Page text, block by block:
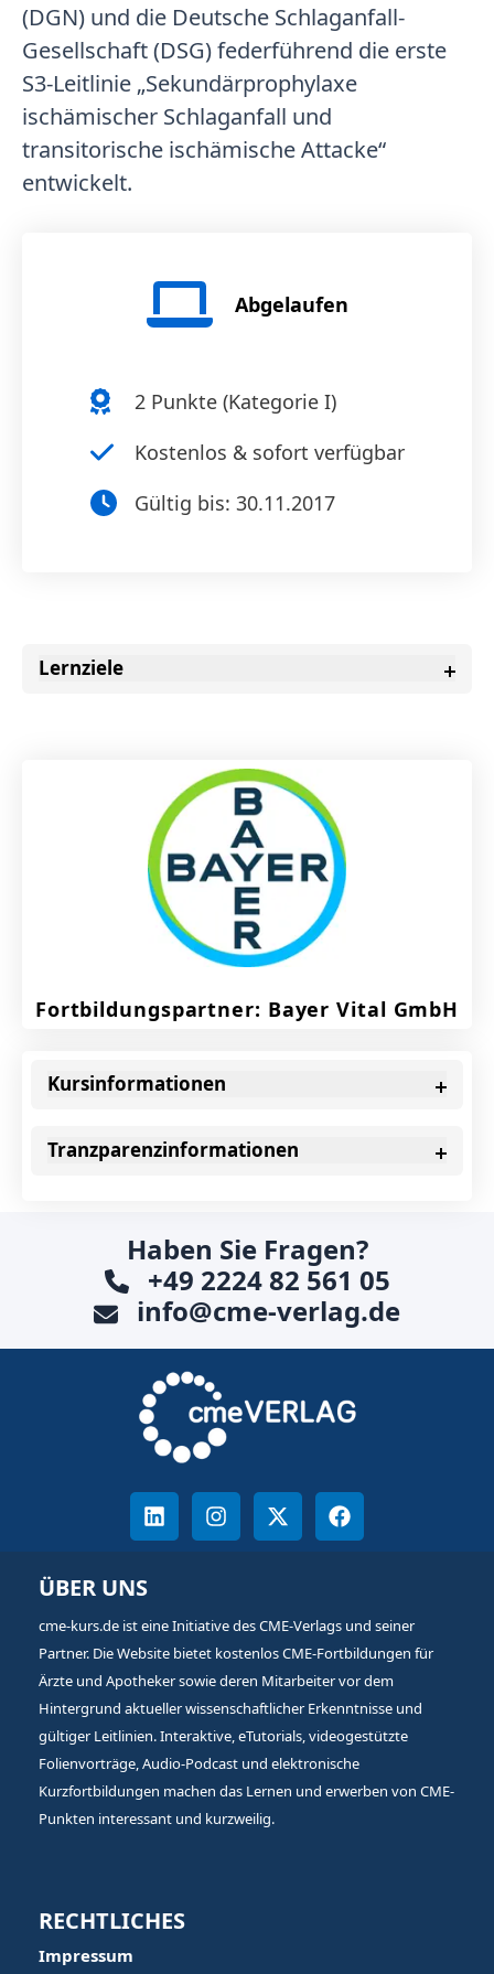
(DGN) und die Deutsche Schlaganfall-
Gesellschaft (DSG) federführend die erste
S3-Leitlinie „Sekundärprophylaxe
ischämischer Schlaganfall und
transitorische ischämische Attacke“
entwickelt.
Abgelaufen
2Punkte (Kategorie I)
Kostenlos & sofort verfügbar
Gültig bis: 30.11.2017
Lernziele
Fortbildungspartner: Bayer Vital GmbH
Kursinformationen
Tranzparenzinformationen
Haben Sie Fragen?
+49 2224 82 561 05
info@cme-verlag.de
ÜBER UNS
cme-kurs.de ist eine Initiative des CME-Verlags und seiner
Partner. Die Website bietet kostenlos CME-Fortbildungen für
Ärzte und Apotheker sowie deren Mitarbeiter vor dem
Hintergrund aktueller wissenschaftlicher Erkenntnisse und
gültiger Leitlinien. Interaktive, eTutorials, videogestützte
Folienvorträge, Audio-Podcast und elektronische
Kurzfortbildungen machen das Lernen und erwerben von CME-
Punkten interessant und kurzweilig.
RECHTLICHES
Impressum